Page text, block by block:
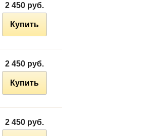
2 450 руб.
Купить
2 450 руб.
Купить
2 450 руб.